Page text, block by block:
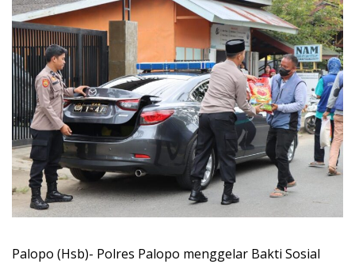
Palopo (Hsb)- Polres Palopo menggelar Bakti Sosial